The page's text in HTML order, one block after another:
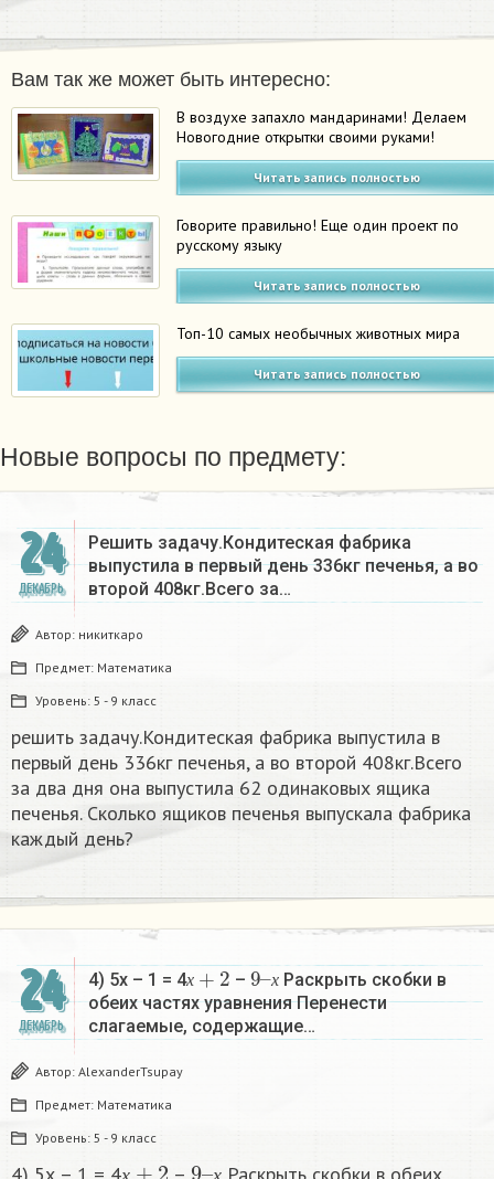
Вам так же может быть интересно:
В воздухе запахло мандаринами! Делаем
Новогодние открытки своими руками!
Читать запись полностью
Говорите правильно! Еще один проект по
русскому языку
Читать запись полностью
Топ-10 самых необычных животных мира
Читать запись полностью
Новые вопросы по предмету:
24
ДЕКАБРЬ
Решить задачу.Кондитеская фабрика
выпустила в первый день 336кг печенья, а во
второй 408кг.Всего за…
Автор: никиткаро
Предмет: Математика
Уровень: 5 - 9 класс
решить задачу.Кондитеская фабрика выпустила в
первый день 336кг печенья, а во второй 408кг.Всего
за два дня она выпустила 62 одинаковых ящика
печенья. Сколько ящиков печенья выпускала фабрика
каждый день?
24
ДЕКАБРЬ
4) 5х – 1 = 4х
х+2
– х
9–
х
Раскрыть скобки в
обеих частях уравнения Перенести
слагаемые, содержащие…
Автор: AlexanderTsupay
Предмет: Математика
Уровень: 5 - 9 класс
9х